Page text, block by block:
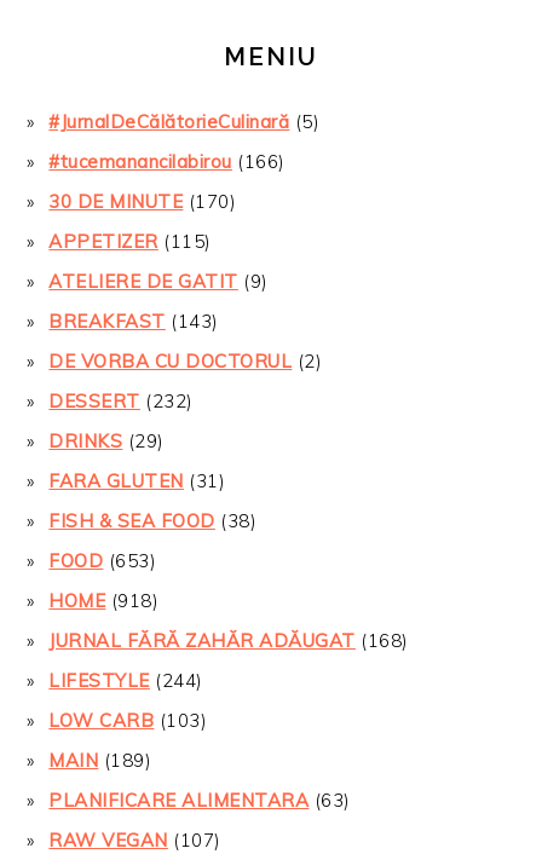
MENIU
#JurnalDeCălătorieCulinară (5)
#tucemanancilabirou (166)
30 DE MINUTE(170)
APPETIZER(115)
ATELIERE DE GATIT (9)
BREAKFAST (143)
DE VORBA CU DOCTORUL (2)
DESSERT (232)
DRINKS (29)
FARA GLUTEN (31)
FISH & SEA FOOD (38)
FOOD (653)
HOME(918)
JURNAL FĂRĂ ZAHĂR ADĂUGAT (168)
LIFESTYLE(244)
LOW CARB (103)
MAIN (189)
PLANIFICARE ALIMENTARA(63)
RAW VEGAN (107)